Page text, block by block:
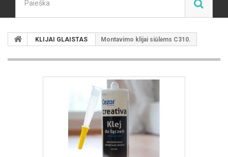
KLIJAI GLAISTAS Montavimo klijai siūlėms C310.